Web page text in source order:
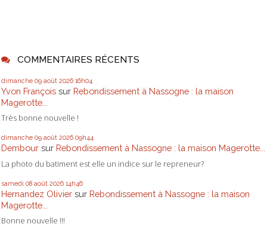
COMMENTAIRES RÉCENTS
dimanche 09 août 2026 16h04
Yvon François sur Rebondissement à Nassogne : la maison
Magerotte...
Très bonne nouvelle !
dimanche 09 août 2026 09h44
Dembour sur Rebondissement à Nassogne : la maison Magerotte...
La photo du batiment est elle un indice sur le repreneur?
samedi 08 août 2026 14h46
Hernandez Olivier sur Rebondissement à Nassogne : la maison
Magerotte...
Bonne nouvelle !!!